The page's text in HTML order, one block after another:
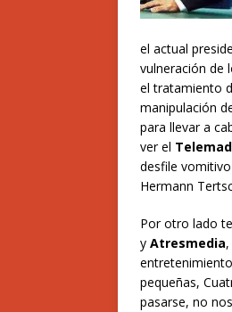
el actual
vulneración de
el tratamiento
manipulación
para llevar a
ver el
desfile
Hermann
Por otro lado
y Atresmedia
pequeñas,
pasarse, no